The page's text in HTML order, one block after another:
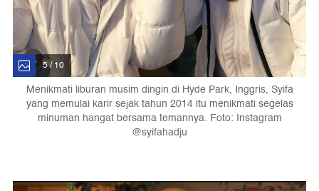
5 / 10
Menikmati liburan musim dingin di Hyde Park, Inggris, Syifa
yang memulai karir sejak tahun 2014 itu menikmati segelas
minuman hangat bersama temannya. Foto: Instagram
@syifahadju